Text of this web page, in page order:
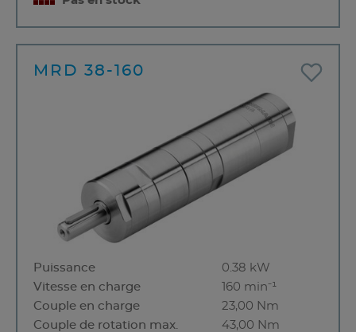
MRD 38-160
Puissance
0.38 kW
Vitesse en charge
160 min⁻¹
Couple en charge
23,00 Nm
Couple de rotation max.
43,00 Nm